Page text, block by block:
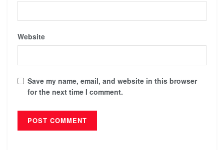
Website
Save my name, email, and website in this browser
for the next time I comment.